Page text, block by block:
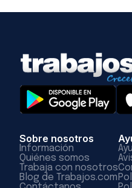
Sobre nosotros
Información
Quiénes somos
Trabaja con nosotros
Blog de Trabajos.com